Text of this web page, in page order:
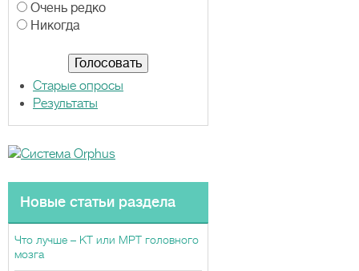
и
а
Очень редко
Никогда
Старые опросы
Результаты
Новые статьи раздела
Что лучше – КТ или МРТ головного
мозга